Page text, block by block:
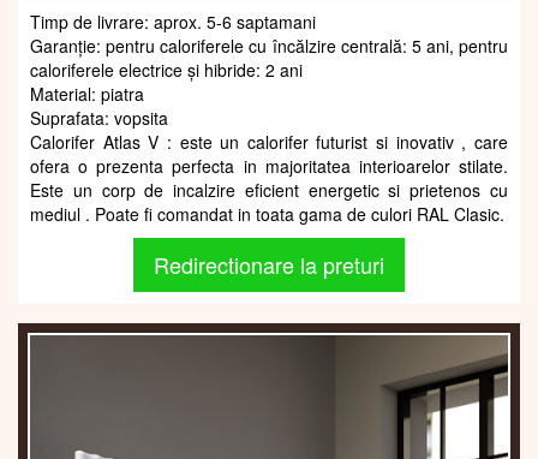
Timp de livrare: aprox. 5-6 saptamani
Garanție: pentru caloriferele cu încălzire centrală: 5 ani, pentru
caloriferele electrice și hibride: 2 ani
Material: piatra
Suprafata: vopsita
Calorifer Atlas V : este un calorifer futurist si inovativ , care
ofera o prezenta perfecta in majoritatea interioarelor stilate.
Este un corp de incalzire eficient energetic si prietenos cu
mediul . Poate fi comandat in toata gama de culori RAL Clasic.
Redirectionare la preturi